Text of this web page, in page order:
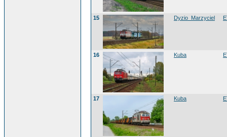
15 Dyzio_Marzyciel
16 Kuba
17 Kuba